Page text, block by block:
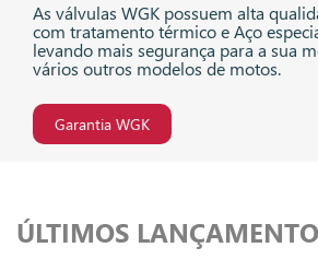
As válvulas WGK possuem alta
com tratamento térmico e Aço
levando mais segurança para a sua
vários outros modelos de motos.
Garantia WGK
ÚLTIMOS